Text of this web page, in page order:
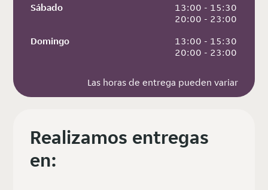
Sábado
13:00 - 15:30
20:00 - 23:00
Domingo
13:00 - 15:30
20:00 - 23:00
Las horas de entrega pueden variar
Realizamos entregas
en: